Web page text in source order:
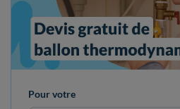
Pour votre